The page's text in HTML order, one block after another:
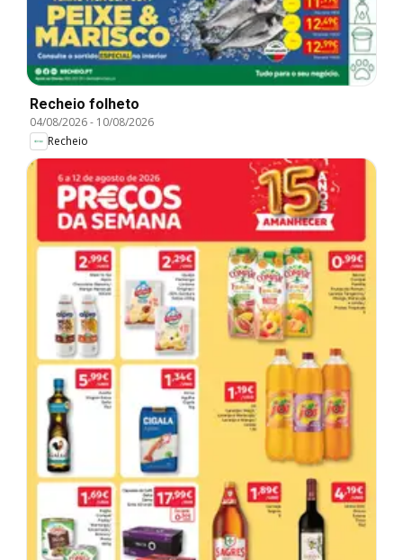
Recheio folheto
04/08/2026- 10/08/2026
Recheio